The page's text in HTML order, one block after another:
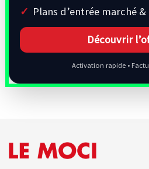
Plans d’entrée marché
Découvrir
Activation rapide •